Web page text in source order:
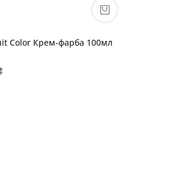
Color Крем-фарба 100мл